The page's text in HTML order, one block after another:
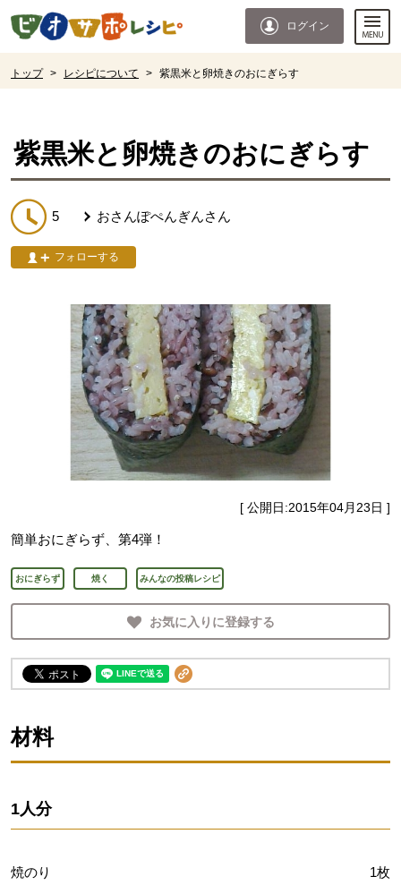
ページの先頭です。
ログイン
トップ > レシピについて > 紫黒米と卵焼きのおにぎらす
紫黒米と卵焼きのおにぎらす
5 おさんぽぺんぎんさん
フォローする
[ 公開日:2015年04月23日 ]
簡単おにぎらず、第4弾！
おにぎらず 焼く みんなの投稿レシピ
お気に入りに登録する
材料
1人分
焼のり 1枚